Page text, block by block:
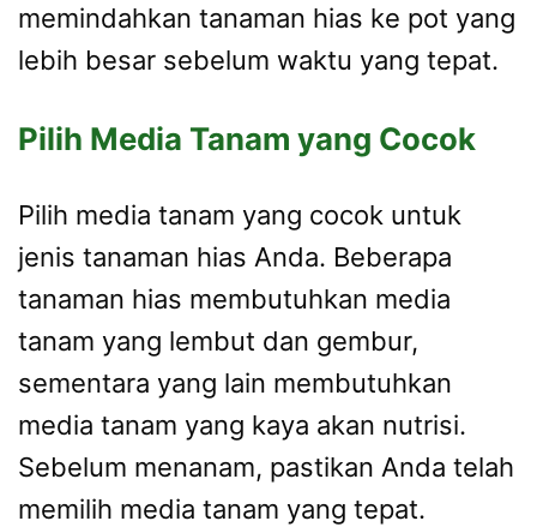
memindahkan tanaman hias ke pot yang
lebih besar sebelum waktu yang tepat.
Pilih Media Tanam yang Cocok
Pilih media tanam yang cocok untuk
jenis tanaman hias Anda. Beberapa
tanaman hias membutuhkan media
tanam yang lembut dan gembur,
sementara yang lain membutuhkan
media tanam yang kaya akan nutrisi.
Sebelum menanam, pastikan Anda telah
memilih media tanam yang tepat.